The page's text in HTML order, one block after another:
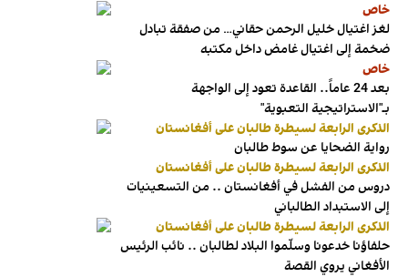
خاص
لغز اغتيال خليل الرحمن حقاني… من صفقة تبادل
ضخمة إلى اغتيال غامض داخل مكتبه
خاص
بعد 24 عاماً.. القاعدة تعود إلى الواجهة
بـ"الاستراتيجية التعبوية"
الذكرى الرابعة لسيطرة طالبان على أفغانستان
رواية الضحايا عن سوط طالبان
الذكرى الرابعة لسيطرة طالبان على أفغانستان
دروس من الفشل في أفغانستان .. من التسعينيات
إلى الاستبداد الطالباني
الذكرى الرابعة لسيطرة طالبان على أفغانستان
حلفاؤنا خدعونا وسلّموا البلاد لطالبان .. نائب الرئيس
الأفغاني يروي القصة